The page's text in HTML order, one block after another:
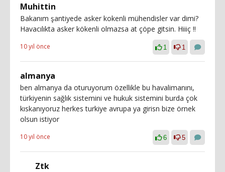
Muhittin
Bakanım şantiyede asker kokenli mühendisler var dimi?
Havacılıkta asker kökenli olmazsa at çöpe gitsin. Hiiiç !!
10 yıl önce 1 1
almanya
ben almanya da oturuyorum özellikle bu havalimanını,
türkiyenin sağlık sistemini ve hukuk sistemini burda çok
kıskanıyoruz herkes turkiye avrupa ya girisn bize örnek
olsun istiyor
10 yıl önce 6 5
Ztk